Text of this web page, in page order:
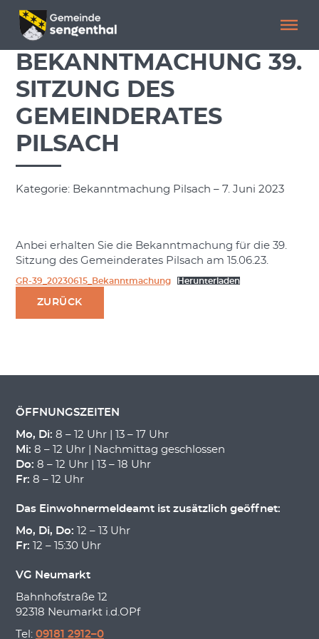
Menü überspringen
Menü überspringen
BEKANNTMACHUNG 39.
SITZUNG DES
GEMEINDERATES
PILSACH
Kategorie: Bekanntmachung Pilsach – 7. Juni 2023
Anbei erhalten Sie die Bekanntmachung für die 39.
Sitzung des Gemeinderates Pilsach am 15.06.23.
GR-39_20230615_Bekanntmachung Herunterladen
ZURÜCK
ÖFFNUNGSZEITEN
Mo, Di: 8 – 12 Uhr | 13 – 17 Uhr
Mi: 8 – 12 Uhr | Nachmittag geschlossen
Do: 8 – 12 Uhr | 13 – 18 Uhr
Fr: 8 – 12 Uhr
Das Einwohnermeldeamt ist zusätzlich geöffnet:
Mo, Di, Do: 12 – 13 Uhr
Fr: 12 – 15:30 Uhr
VG Neumarkt
Bahnhofstraße 12
92318 Neumarkt i.d.OPf
Tel: 09181 2912–0